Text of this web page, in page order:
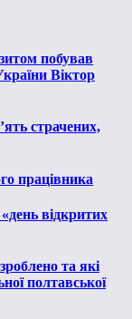
побував
Віктор
страчених,
працівника
відкритих
та які
полтавської